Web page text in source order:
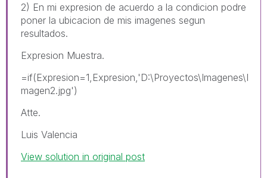
2) En mi expresion de acuerdo a la condicion podre
poner la ubicacion de mis imagenes segun
resultados.
Expresion Muestra.
=if(Expresion=1,Expresion,'D:\Proyectos\Imagenes\I
magen2.jpg')
Atte.
Luis Valencia
View solution in original post